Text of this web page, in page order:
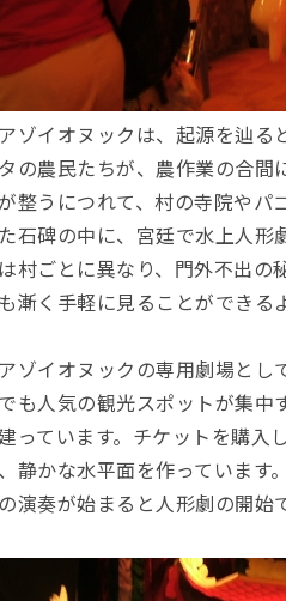
ゾイオヌックは、起源を辿
の農民たちが、農作業の合間
整うにつれて、村の寺院やパ
石碑の中に、宮廷で水上人形
村ごとに異なり、門外不出の
漸く手軽に見ることができる
ゾイオヌックの専用劇場と
も人気の観光スポットが集中
っています。チケットを購入
静かな水平面を作っています
演奏が始まると人形劇の開始